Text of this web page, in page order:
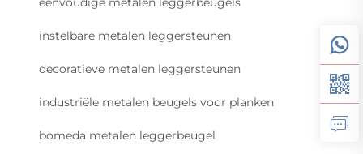
instelbare metalen leggersteunen
decoratieve metalen leggersteunen
industriële metalen beugels voor planken
bomeda metalen leggerbeugel